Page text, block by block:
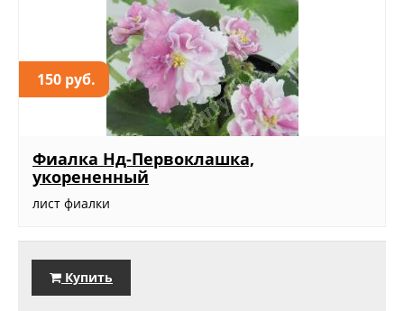
150 руб.
Фиалка Нд-Первоклашка,
укорененный
лист фиалки
Купить